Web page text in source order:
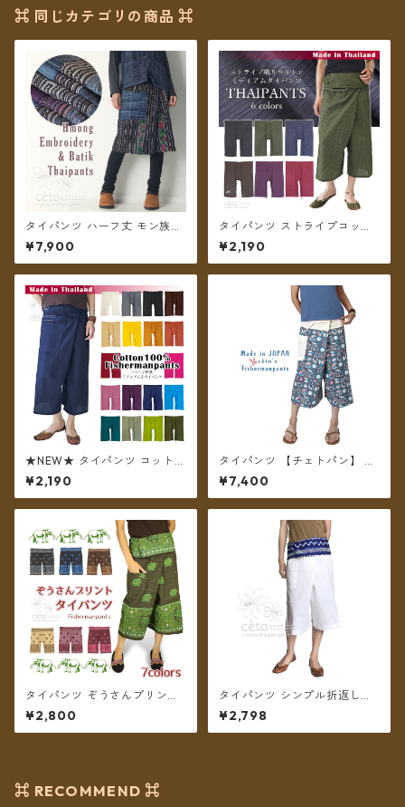
⌘ 同じカテゴリの商品 ⌘
タイパンツ ハーフ丈 モン族刺
繍 ろうけつ染【メール便送料
無料】
¥7,900
タイパンツ ストライプコット
ン ポケット付き ミディアム丈
6カラー【メール便送料無料】
¥2,190
★NEW★ タイパンツ コットン
無地 ポケット付き ミディアム
丈 ショート ハーフ 【メール便
送料無料】
¥2,190
タイパンツ 【チェトパン】 Fi
shermanpants-050 ＊メー
ル便送料無料＊
¥7,400
タイパンツ ぞうさんプリント
ミディアム丈 ★7カラー★【メ
ール便送料無料】
¥2,800
タイパンツ シンプル折返しプ
リント ミディアム丈（ホワイ
ト）【メール便送料無料】
¥2,798
⌘ RECOMMEND ⌘